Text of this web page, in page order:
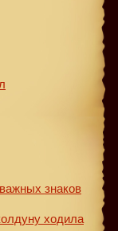
знаков
ходила